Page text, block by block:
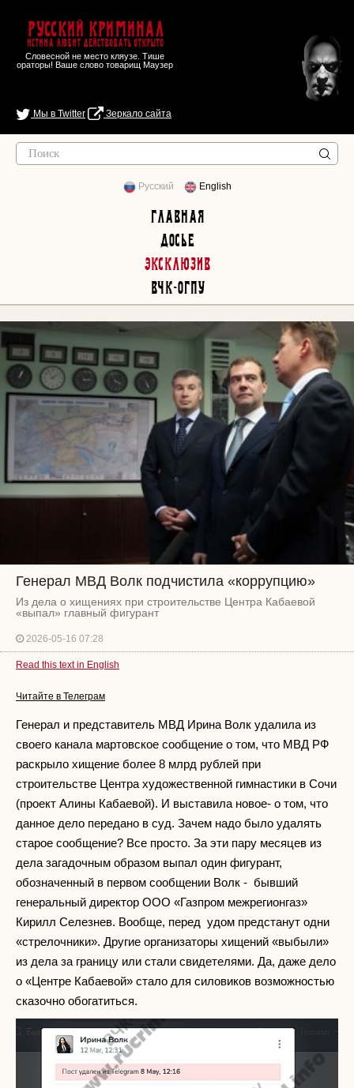
Русский Криминал
Истина любит действовать открыто
Словесной не место кляузе. Тише
ораторы! Ваше слово товарищ Маузер
Мы в Twitter Зеркало сайта
Русский English
Главная
Досье
Эксклюзив
ВЧК-ОГПУ
Генерал МВД Волк подчистила «коррупцию»
Из дела о хищениях при строительстве Центра Кабаевой
«выпал» главный фигурант
2026-05-16 07:28
Read this text in English
Читайте в Телеграм
Генерал и представитель МВД Ирина Волк удалила из
своего канала мартовское сообщение о том, что МВД РФ
раскрыло хищение более 8 млрд рублей при
строительстве Центра художественной гимнастики в Сочи
(проект Алины Кабаевой). И выставила новое- о том, что
данное дело передано в суд. Зачем надо было удалять
старое сообщение? Все просто. За эти пару месяцев из
дела загадочным образом выпал один фигурант,
обозначенный в первом сообщении Волк - бывший
генеральный директор ООО «Газпром межрегионгаз»
Кирилл Селезнев. Вообще, перед удом предстанут одни
«стрелочники». Другие организаторы хищений «выбыли»
из дела за границу или стали свидетелями. Да, даже дело
о «Центре Кабаевой» стало для силовиков возможностью
сказочно обогатиться.